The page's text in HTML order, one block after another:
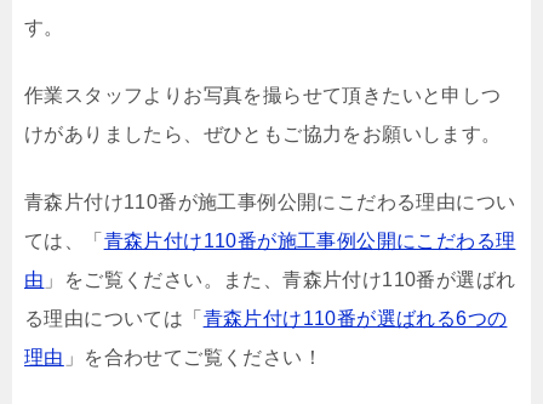
す。
作業スタッフよりお写真を撮らせて頂きたいと申しつ
けがありましたら、ぜひともご協力をお願いします。
青森片付け110番が施工事例公開にこだわる理由につい
ては、「 青森片付け110番が施工事例公開にこだわる理
由 」をご覧ください。また、青森片付け110番が選ばれ
る理由については「 青森片付け110番が選ばれる6つの
理由 」を合わせてご覧ください！